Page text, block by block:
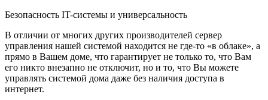
Безопасность IT-системы и универсальность
В отличии от многих других производителей сервер
управления нашей системой находится не где-то «в облаке», а
прямо в Вашем доме, что гарантирует не только то, что Вам
его никто внезапно не отключит, но и то, что Вы можете
управлять системой дома даже без наличия доступа в
интернет.